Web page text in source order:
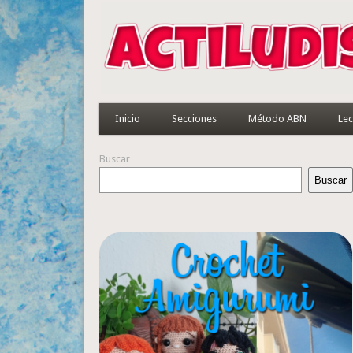
Inicio Secciones Método ABN
Buscar
Buscar